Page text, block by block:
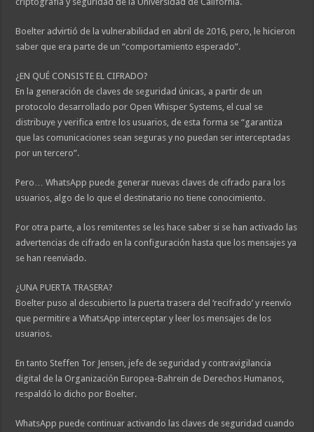
Boelter advirtió de la vulnerabilidad en abril de 2016, pero, le hicieron
saber que era parte de un “comportamiento esperado”.
¿EN QUÉ CONSISTE EL CIFRADO?
En la generación de claves de seguridad únicas, a partir de un
protocolo desarrollado por Open Whisper Systems, el cual se
distribuye y verifica entre los usuarios, de esta forma se “garantiza
que las comunicaciones sean seguras y no puedan ser interceptadas
por un tercero”.
Pero… WhatsApp puede generar nuevas claves de cifrado para los
usuarios, algo de lo que el destinatario no tiene conocimiento.
Por otra parte, a los remitentes se les hace saber si se han activado las
advertencias de cifrado en la configuración hasta que los mensajes ya
se han reenviado.
¿UNA PUERTA TRASERA?
Boelter puso al descubierto la puerta trasera del ‘recifrado’ y reenvío
que permitire a WhatsApp interceptar y leer los mensajes de los
usuarios.
En tanto Steffen Tor Jensen, jefe de seguridad y contravigilancia
digital de la Organización Europea-Bahrein de Derechos Humanos,
respaldó lo dicho por Boelter.
WhatsApp puede continuar activando las claves de seguridad cuando